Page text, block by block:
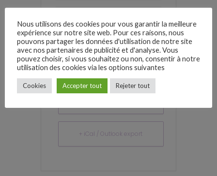
TARIF
120,00€
+ iCal / Outlook export
Nous utilisons des cookies pour vous garantir la meilleure
expérience sur notre site web. Pour ces raisons, nous
pouvons partager les données d'utilisation de notre site
avec nos partenaires de publicité et d'analyse. Vous
pouvez choisir, si vous souhaitez ou non, consentir à notre
utilisation des cookies via les options suivantes
Cookies Accepter tout Rejeter tout